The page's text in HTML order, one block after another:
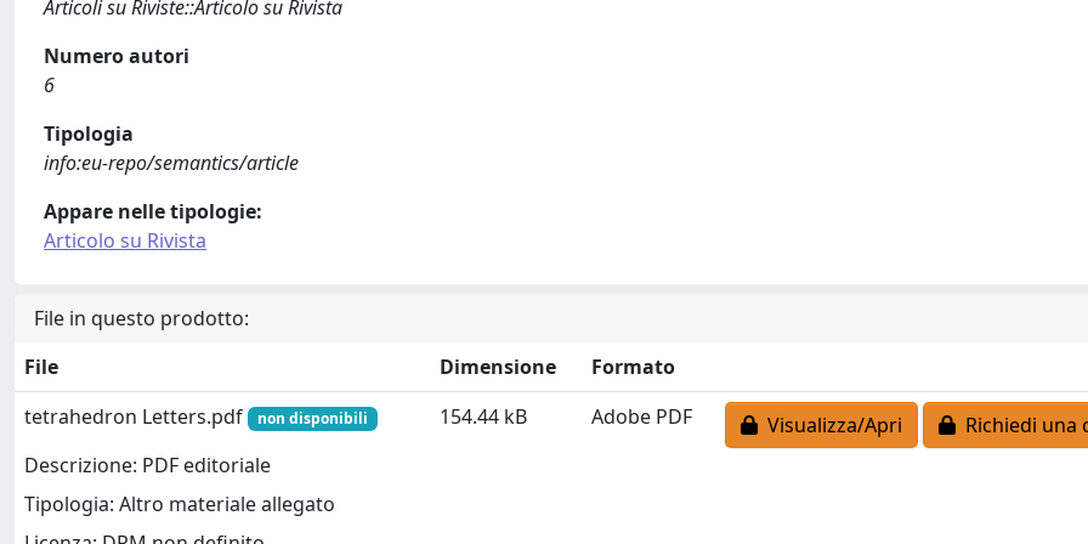
Articoli su Riviste::Articolo su Rivista
Numero autori
6
Tipologia
info:eu-repo/semantics/article
Appare nelle tipologie:
Articolo su Rivista
File in questo prodotto:
File
Dimensione
Formato
tetrahedron Letters.pdf
non disponibili
Descrizione: PDF editoriale
Tipologia: Altro materiale allegato
154.44 kB Adobe PDF Visualizza/Apri Richiedi una